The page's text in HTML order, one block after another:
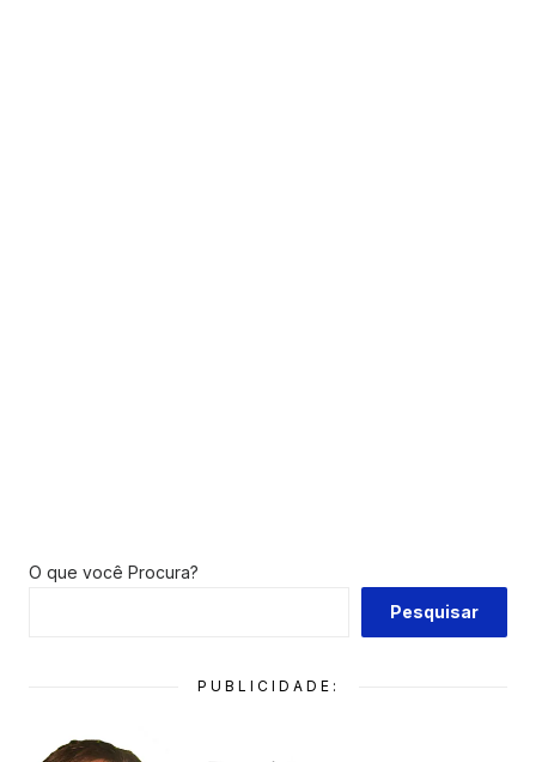
O que você Procura?
Pesquisar
PUBLICIDADE: